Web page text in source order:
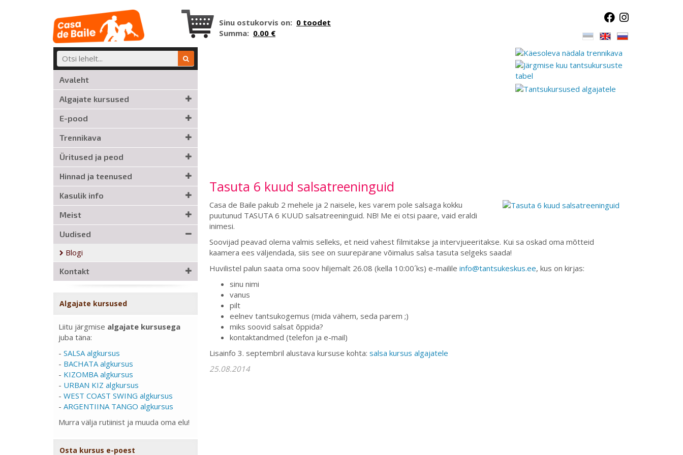
Sinu ostukorvis on: 0 toodet
Summa: 0.00 €
Avaleht
Algajate kursused
E-pood
Trennikava
Üritused ja peod
Hinnad ja teenused
Kasulik info
Meist
Uudised
Blogi
Kontakt
Algajate kursused
Liitu järgmise algajate kursusega
juba täna:
- SALSA algkursus
- BACHATA algkursus
- KIZOMBA algkursus
- URBAN KIZ algkursus
- WEST COAST SWING algkursus
- ARGENTIINA TANGO algkursus
Murra välja rutiinist ja muuda oma elu!
Osta kursus e-poest
Tasuta 6 kuud salsatreeninguid
Casa de Baile pakub 2 mehele ja 2 naisele, kes varem pole salsaga kokku
puutunud TASUTA 6 KUUD salsatreeninguid. NB! Me ei otsi paare, vaid eraldi
inimesi.
Soovijad peavad olema valmis selleks, et neid vahest filmitakse ja intervjueeritakse. Kui sa oskad oma mõtteid
kaamera ees väljendada, siis see on suurepärane võimalus salsa tasuta selgeks saada!
Huvilistel palun saata oma soov hiljemalt 26.08 (kella 10:00´ks) e-mailile info@tantsukeskus.ee, kus on kirjas:
sinu nimi
vanus
pilt
eelnev tantsukogemus (mida vähem, seda parem ;)
miks soovid salsat õppida?
kontaktandmed (telefon ja e-mail)
Lisainfo 3. septembril alustava kursuse kohta: salsa kursus algajatele
25.08.2014